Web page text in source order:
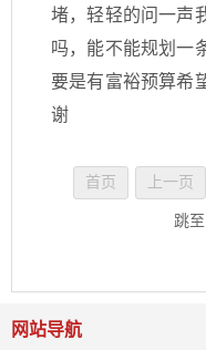
堵，轻轻的问一声
吗，能不能规划一
要是有富裕预算希
谢
首页 上一页
跳至
网站导航